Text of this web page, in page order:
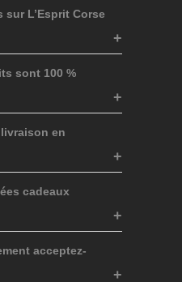
L’Esprit Corse
sont 100 %
en
cadeaux
acceptez-